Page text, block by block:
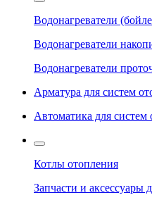
Водонагреватели
Водонагреватели
Водонагреватели
Арматура для систем
Автоматика для
Котлы отопления
Запчасти и аксессуары